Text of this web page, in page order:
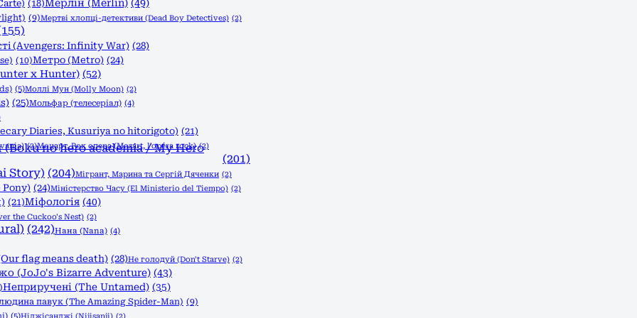
(18)Мерлін (Merlin) (49)
(9)Мертві хлопці-детективи (Dead Boy Detectives) (2)
(Avengers: Infinity War) (28)
(10)Метро (Metro) (24)
x Hunter) (52)
(5)Моллі Мун (Molly Moon) (2)
(25)Мольфар (телесеріал) (4)
Diaries, Kusuriya no hitorigoto) (21)
(2)Моцарт. Рок опера (Mozart, l'opéra rock) (2)
no hero academia / My Hero
(201)
Story) (204)Мігрант, Марина та Сергій Дяченки (2)
(24)Міністерство Часу (El Ministerio del Tiempo) (2)
(21)Міфологія (40)
the Cuckoo's Nest) (2)
(242)Нана (Nana) (4)
flag means death) (28)Не голодуй (Don't Starve) (2)
(JoJo's Bizarre Adventure) (43)
Неприручені (The Untamed) (35)
павук (The Amazing Spider-Man) (9)
(5)